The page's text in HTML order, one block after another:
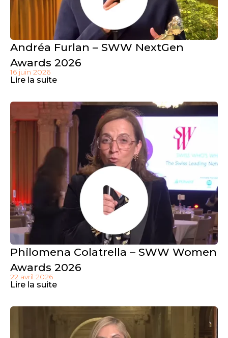
Andréa Furlan – SWW NextGen
Awards 2026
16 juin 2026
Lire la suite
Philomena Colatrella – SWW Women
Awards 2026
22 avril 2026
Lire la suite